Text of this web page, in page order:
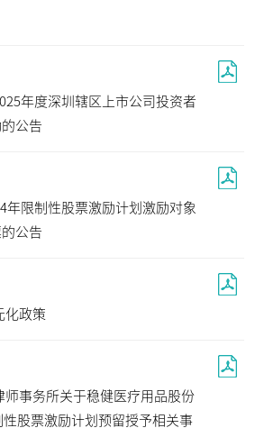
年度深圳辖区上市公司投资者
公告
年限制性股票激励计划激励对象
公告
化政策
师事务所关于稳健医疗用品股份
股票激励计划预留授予相关事